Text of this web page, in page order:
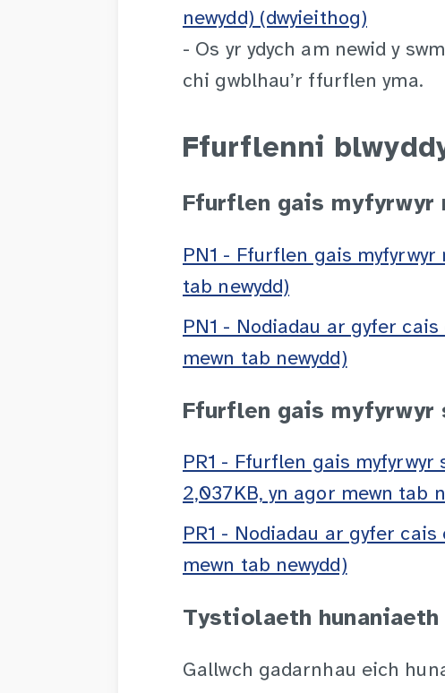
newydd) (dwyieithog)
- Os yr ydych am newid y
chi gwblhau’r ffurflen yma.
Ffurflenni
Ffurflen gais myfyrwyr
PN1 - Ffurflen gais myfyrwyr
tab newydd)
PN1 - Nodiadau ar gyfer
mewn tab newydd)
Ffurflen gais myfyrwyr
PR1 - Ffurflen gais
2,037KB, yn agor mewn tab
PR1 - Nodiadau ar gyfer
mewn tab newydd)
Tystiolaeth hunaniaeth
Gallwch gadarnhau eich